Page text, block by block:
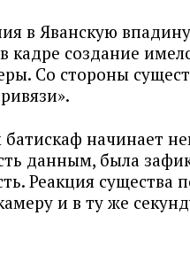
в Яванскую
кадре создание
Со стороны
начинает
данным, была
Реакция существа
и в ту же